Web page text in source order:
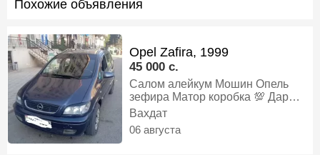
Похожие объявления
Opel Zafira, 1999
45 000 c.
Салом алейкум Мошин Опель
зефира Матор коробка 💯 Дар
холати хуб карор дорад Алишам
мешава, Газ-бензин, Механика,
Минивэн
Вахдат
06 августа